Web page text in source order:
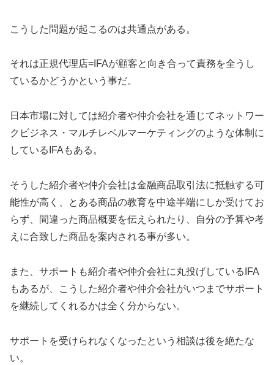
こうした問題が起こるのは共通点がある。
それは正規代理店=IFAが顧客と向き合って責務を全うし
ているかどうかという事だ。
日本市場に対しては紹介者や仲介会社を通じてネットワー
クビジネス・マルチレベルマーケティングのような体制に
しているIFAもある。
そうした紹介者や仲介会社は金融商品取引法に抵触する可
能性が高く、とある商品の教育を中途半端にしか受けてお
らず、間違った商品概要を伝えられたり、自分の予算や考
えに合致した商品を案内される事が多い。
また、サポートも紹介者や仲介会社に丸投げしているIFA
もあるが、こうした紹介者や仲介会社がいつまでサポート
を継続してくれるかは全く分からない。
サポートを受けられなくなったという相談は後を絶たな
い。